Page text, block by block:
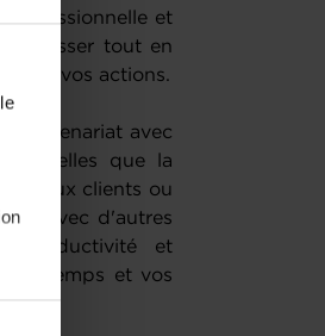
et
tout en
vos actions.
partenariat avec
telles que la
clients ou
avec d'autres
productivité et
temps et vos